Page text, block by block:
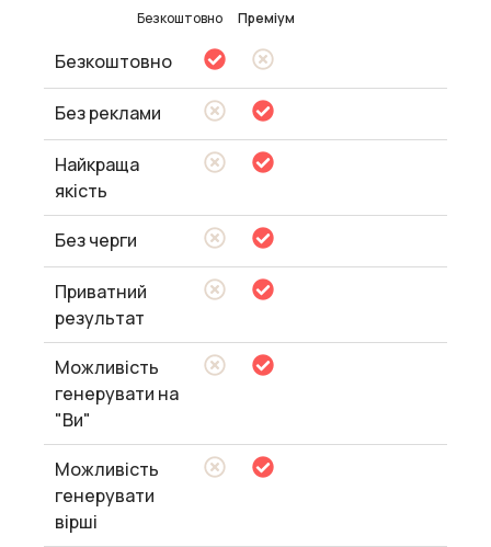
Безкоштовно Преміум
Безкоштовно
Без реклами
Найкраща
якість
Без черги
Приватний
результат
Можливість
генерувати на
"Ви"
Можливість
генерувати
вірші